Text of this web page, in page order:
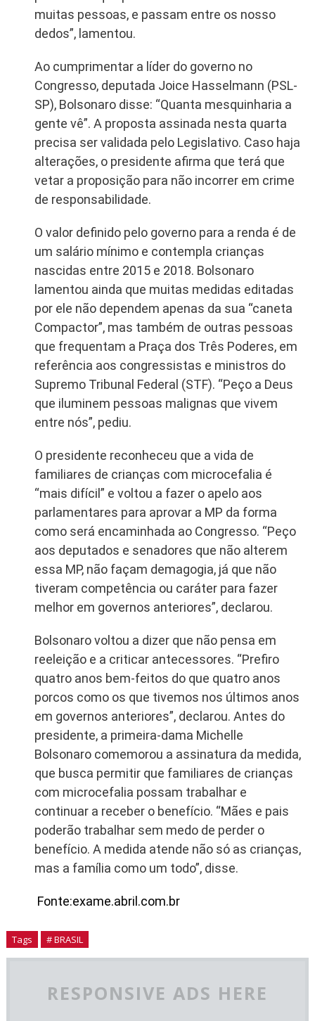
muitas pessoas, e passam entre os nosso
dedos”, lamentou.
Ao cumprimentar a líder do governo no
Congresso, deputada Joice Hasselmann (PSL-
SP), Bolsonaro disse: “Quanta mesquinharia a
gente vê”. A proposta assinada nesta quarta
precisa ser validada pelo Legislativo. Caso haja
alterações, o presidente afirma que terá que
vetar a proposição para não incorrer em crime
de responsabilidade.
O valor definido pelo governo para a renda é de
um salário mínimo e contempla crianças
nascidas entre 2015 e 2018. Bolsonaro
lamentou ainda que muitas medidas editadas
por ele não dependem apenas da sua “caneta
Compactor”, mas também de outras pessoas
que frequentam a Praça dos Três Poderes, em
referência aos congressistas e ministros do
Supremo Tribunal Federal (STF). “Peço a Deus
que iluminem pessoas malignas que vivem
entre nós”, pediu.
O presidente reconheceu que a vida de
familiares de crianças com microcefalia é
“mais difícil” e voltou a fazer o apelo aos
parlamentares para aprovar a MP da forma
como será encaminhada ao Congresso. “Peço
aos deputados e senadores que não alterem
essa MP, não façam demagogia, já que não
tiveram competência ou caráter para fazer
melhor em governos anteriores”, declarou.
Bolsonaro voltou a dizer que não pensa em
reeleição e a criticar antecessores. “Prefiro
quatro anos bem-feitos do que quatro anos
porcos como os que tivemos nos últimos anos
em governos anteriores”, declarou. Antes do
presidente, a primeira-dama Michelle
Bolsonaro comemorou a assinatura da medida,
que busca permitir que familiares de crianças
com microcefalia possam trabalhar e
continuar a receber o benefício. “Mães e pais
poderão trabalhar sem medo de perder o
benefício. A medida atende não só as crianças,
mas a família como um todo”, disse.
Fonte:exame.abril.com.br
Tags # BRASIL
RESPONSIVE ADS HERE